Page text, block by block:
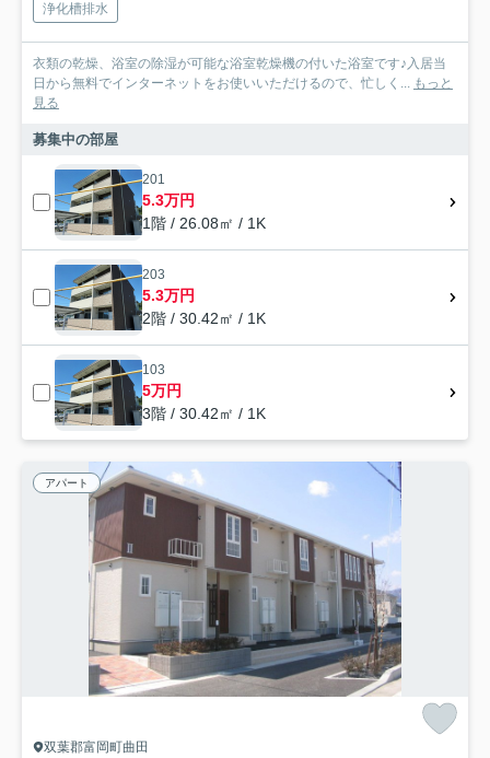
浄化槽排水
衣類の乾燥、浴室の除湿が可能な浴室乾燥機の付いた浴室です♪入居当
日から無料でインターネットをお使いいただけるので、忙しく... もっと
見る
募集中の部屋
201
5.3万円
1階 / 26.08㎡ / 1K
203
5.3万円
2階 / 30.42㎡ / 1K
103
5万円
3階 / 30.42㎡ / 1K
アパート
双葉郡富岡町曲田